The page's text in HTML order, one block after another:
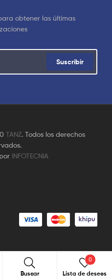
obtener las últimas
Suscribir
TANZ. Todos los derechos
INFOTECNIA
Buscar Buscar
Lista de deseos
0